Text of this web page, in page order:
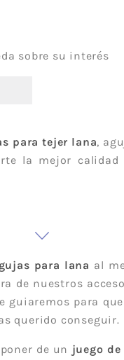
Acolchadas
PVC-
-
Recycled
Double Face
Efecto
Peluche/
Sherpa
Paneles Hogar
Brocadas
sobre su interés
para tejer lana,
la mejor
para lana al
de nuestros
guiaremos para
querido conseguir.
de un juego